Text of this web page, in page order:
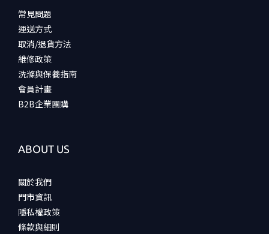
常見問題
運送方式
取消/退貨方法
維修政策
洗滌與保養指南
會員計畫
B2B企業團購
ABOUT US
關於我們
門市資訊
隱私權政策
條款與細則